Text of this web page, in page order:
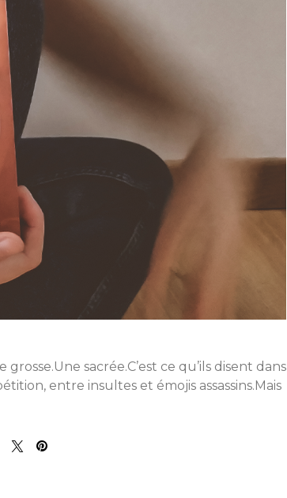
sacrée.C’est ce qu’ils disent dans
entre insultes et émojis assassins.Mais